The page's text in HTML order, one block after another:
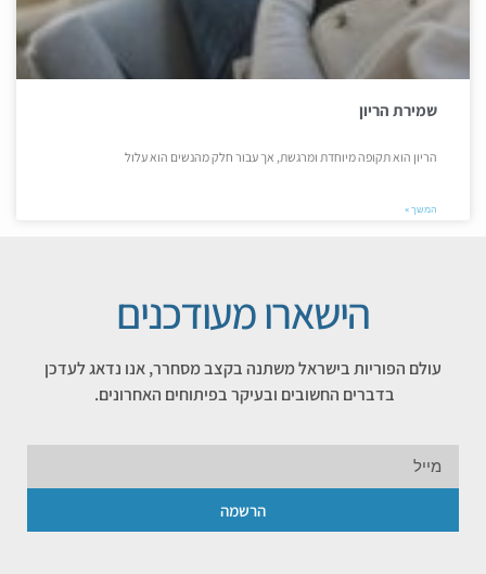
שמירת הריון
הריון הוא תקופה מיוחדת ומרגשת, אך עבור חלק מהנשים הוא עלול
המשך »
הישארו מעודכנים
עולם הפוריות בישראל משתנה בקצב מסחרר, אנו נדאג לעדכן
בדברים החשובים ובעיקר בפיתוחים האחרונים.
הרשמה